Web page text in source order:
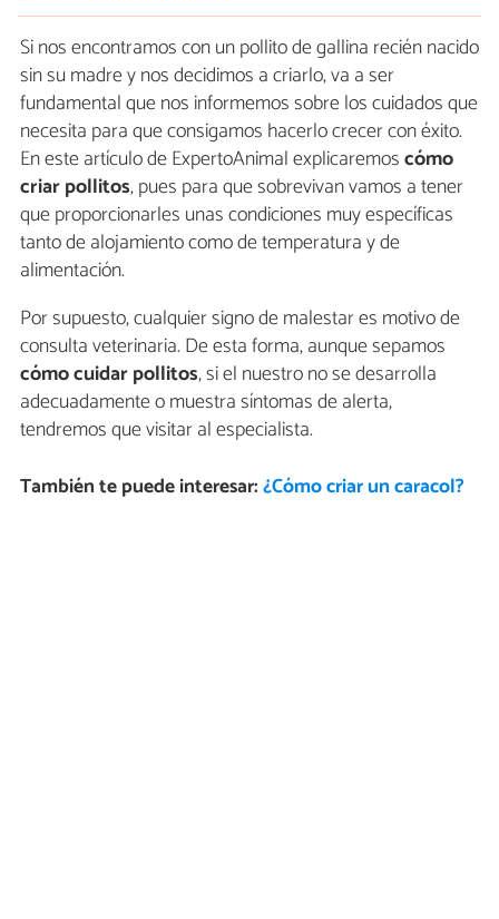
Si nos encontramos con un pollito de gallina recién nacido
sin su madre y nos decidimos a criarlo, va a ser
fundamental que nos informemos sobre los cuidados que
necesita para que consigamos hacerlo crecer con éxito.
En este artículo de ExpertoAnimal explicaremoscómo
criar pollitos, pues para que sobrevivan vamos a tener
que proporcionarles unas condiciones muy específicas
tanto de alojamiento como de temperatura y de
alimentación.
Por supuesto, cualquier signo de malestar es motivo de
consulta veterinaria. De esta forma, aunque sepamos
cómo cuidar pollitos, si el nuestro no se desarrolla
adecuadamente o muestra síntomas de alerta,
tendremos que visitar al especialista.
También te puede interesar:¿Cómo criar un caracol?